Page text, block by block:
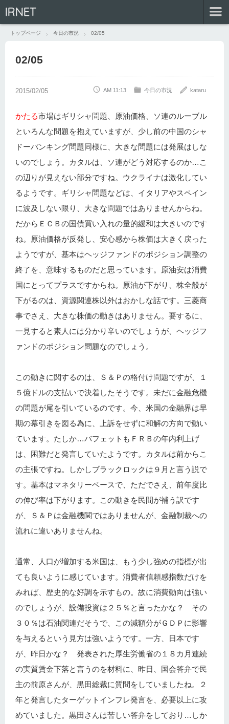
IRNET
トップページ 今日の市況 02/05
02/05
AM 11:13 今日の市況 kataru
かたる市場はギリシャ問題、原油価格、ソ連のルーブル
といろんな問題を抱えていますが、少し前の中国のシャ
ドーバンキング問題同様に、大きな問題には発展はしな
いのでしょう。カタルは、ソ連がどう対応するのか…こ
の辺りが見えない部分ですね。ウクライナは激化してい
るようです。ギリシャ問題などは、イタリアやスペイン
に波及しない限り、大きな問題ではありませんからね。
だからＥＣＢの国債買い入れの量的緩和は大きいのです
ね。原油価格が反発し、安心感から株価は大きく戻った
ようですが、基本はヘッジファンドのポジション調整の
終了を、意味するものだと思っています。原油安は消費
国にとってプラスですからね。原油が下がり、株全般が
下がるのは、資源関連株以外はおかしな話です。三菱商
事でさえ、大きな株価の動きはありません。要するに、
一見すると素人には分かり辛いのでしょうが、ヘッジフ
ァンドのポジション問題なのでしょう。
この動きに関するのは、Ｓ＆Ｐの格付け問題ですが、１
５億ドルの支払いで決着したそうです。未だに金融危機
の問題が尾を引いているのです。今、米国の金融界は早
期の幕引きを図る為に、上訴をせずに和解の方向で動い
ています。たしか…バフェットもＦＲＢの年内利上げ
は、困難だと発言していたようです。カタルは前からこ
の主張ですね。しかしブラックロックは９月と言う説で
す。基本はマネタリーベースで、ただでさえ、前年度比
の伸び率は下がります。この動きを民間が補う訳です
が、Ｓ＆Ｐは金融機関ではありませんが、金融制裁への
流れに違いありませんね。
通常、人口が増加する米国は、もう少し強めの指標が出
ても良いように感じています。消費者信頼感指数だけを
みれば、歴史的な好調を示すもの。故に消費動向は強い
のでしょうが、設備投資は２５％と言ったかな？ その
３０％は石油関連だそうで、この減額分がＧＤＰに影響
を与えるという見方は強いようです。一方、日本です
が、昨日かな？ 発表された厚生労働省の１８カ月連続
の実質賃金下落と言うのを材料に、昨日、国会答弁で民
主の前原さんが、黒田総裁に質問をしていましたね。２
年と発言したターゲットインフレ発言を、必要以上に攻
めていました。黒田さんは苦しい答弁をしており…しか